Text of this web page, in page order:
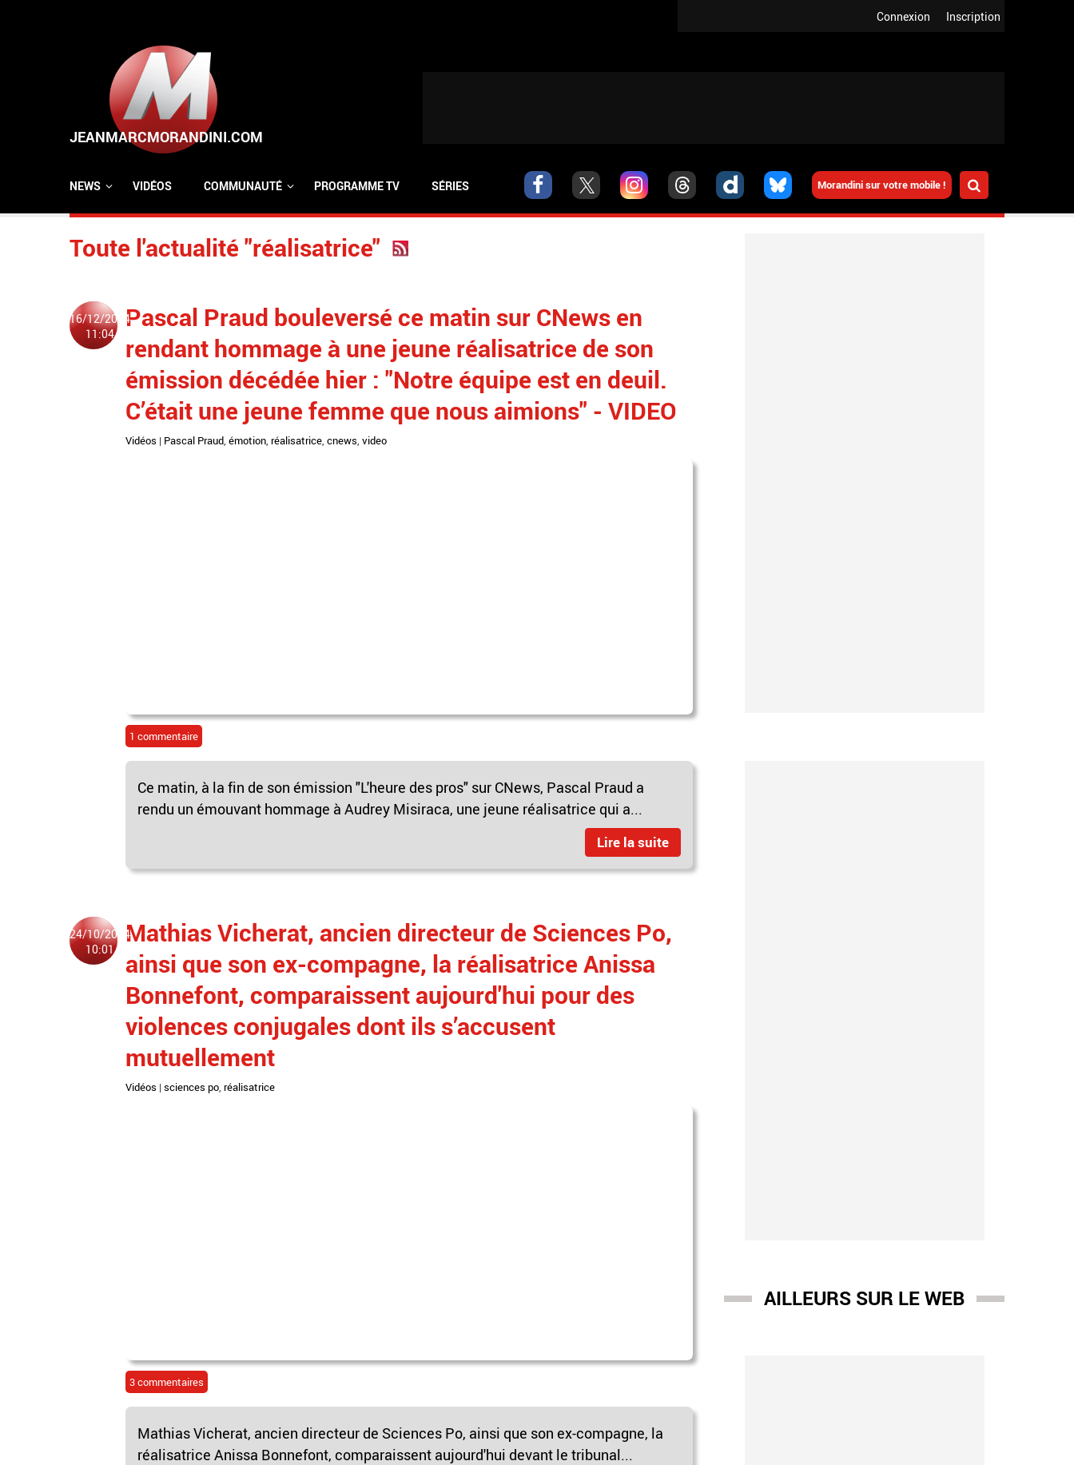
Inscription
Connexion
Morandini sur votre mobile !
NEWS VIDÉOS COMMUNAUTÉ PROGRAMME TV SÉRIES
Toute l'actualité "réalisatrice"
16/12/2024
11:04
Pascal Praud bouleversé ce matin sur CNews en
rendant hommage à une jeune réalisatrice de son
émission décédée hier : "Notre équipe est en deuil.
C’était une jeune femme que nous aimions" - VIDEO
Vidéos | Pascal Praud, émotion, réalisatrice, cnews, video
1 commentaire
Ce matin, à la fin de son émission "L'heure des pros" sur CNews, Pascal Praud a
rendu un émouvant hommage à Audrey Misiraca, une jeune réalisatrice qui a...
Lire la suite
24/10/2024
10:01
Mathias Vicherat, ancien directeur de Sciences Po,
ainsi que son ex-compagne, la réalisatrice Anissa
Bonnefont, comparaissent aujourd'hui pour des
violences conjugales dont ils s’accusent
mutuellement
Vidéos | sciences po réalisatrice
3 commentaires
Mathias Vicherat, ancien directeur de Sciences Po, ainsi que son ex-compagne, la
réalisatrice Anissa Bonnefont, comparaissent aujourd'hui devant le tribunal...
AILLEURS SUR LE WEB